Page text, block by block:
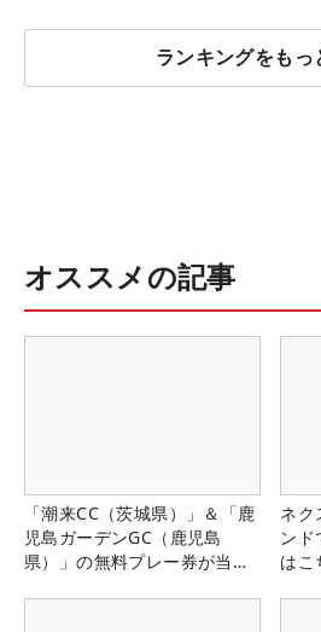
ランキングをもっ
オススメの記事
「潮来CC（茨城県）」＆「鹿
児島ガーデンGC（鹿児島
県）」の無料プレー券が当た
ネク
ンド
はこ